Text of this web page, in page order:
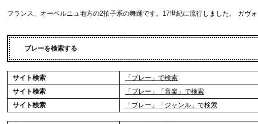
フランス、オーベルニュ地方の2拍子系の舞踊です。17世紀に流行しました。 ガヴォ
ブレーを検索する
サイト検索
「ブレー」で検索
サイト検索
「ブレー」「音楽」で検索
サイト検索
「ブレー」「ジャンル」で検索